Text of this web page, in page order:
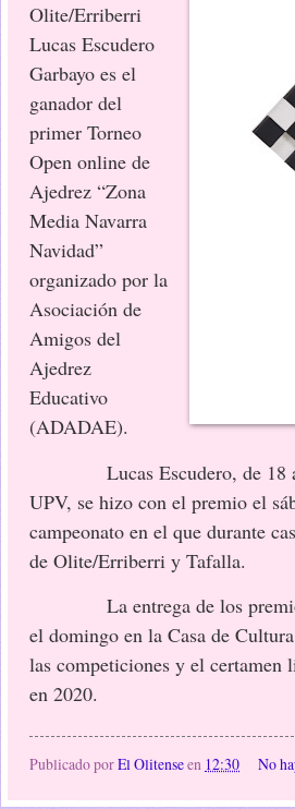
Olite/Erriberri
Lucas Escudero
Garbayo es el
ganador del
primer Torneo
Open online de
Ajedrez “Zona
Media Navarra
Navidad”
organizado por la
Asociación de
Amigos del
Ajedrez
Educativo
(ADADAE).
Lucas Escudero, de
UPV, se hizo con el premio el
campeonato en el que durante
de Olite/Erriberri y Tafalla.
La entrega de los
el domingo en la Casa de
las competiciones y el
en 2020.
Publicado porEl Olitenseen 12:30 No